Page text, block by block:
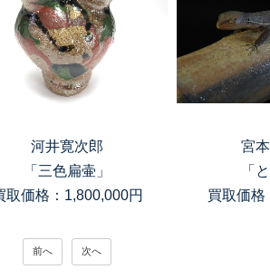
河井寛次郎
「三色扁壷」
取価格：1,800,000円
宮
「
買取価格
前へ 次へ